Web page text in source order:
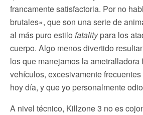
francamente satisfactoria. Por no
brutales», que son una serie de
al más puro estilo fatalitypara los
cuerpo. Algo menos divertido
los que manejamos la ametralladora
vehículos, excesivamente
hoy día, y que yo personalmente
A nivel técnico, Killzone 3 no es